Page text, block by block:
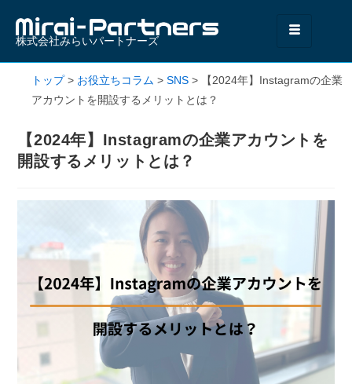
株式会社みらいパートナーズ
トップ> お役立ちコラム > SNS >
【2024年】Instagramの企業
アカウントを開設するメリットとは？
【2024年】Instagramの企業アカウントを
開設するメリットとは？